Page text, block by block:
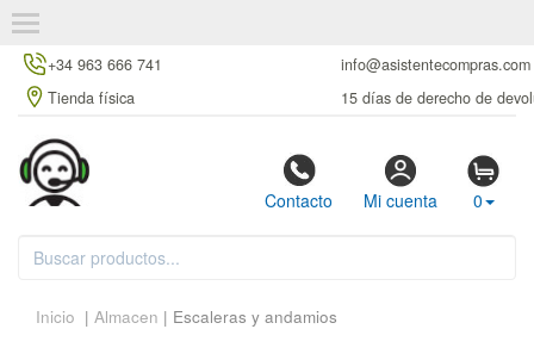
+34 963 666 741
info@asistentecompras.com
Tienda física
15 días de derecho de
Contacto Mi cuenta 0
Inicio | Almacen | Escaleras y andamios